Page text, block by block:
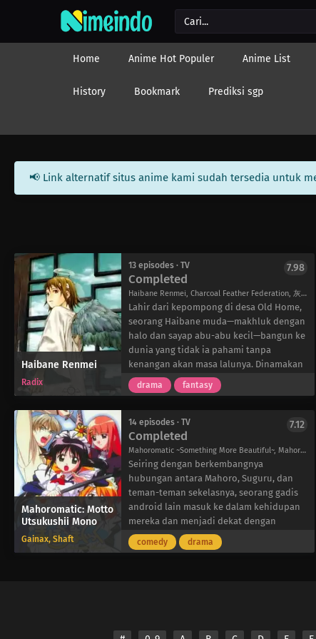
Home Anime Hot Populer Anime List
History Bookmark Prediksi sgp
📢 Link alternatif situs anime kami sudah tersedia untuk
Haibane Renmei
Radix
13 episodes · TV
Completed
Haibane Renmei, Charcoal Feather Federation, 灰羽連盟
7.98
Lahir dari kepompong di desa Old Home,
seorang Haibane muda—makhluk dengan
halo dan sayap abu-abu kecil—bangun ke
dunia yang tidak ia pahami tanpa
kenangan akan masa lalunya. Dinamakan
Rakka karena mimpi jatuh yang ia alami
saat berada di dalam kepompong, ia
kota aneh tersebut. Namun, ada aturan
ketat bagi Haibane, seperti dilarang
meninggalkan desa atau mendekati
dinding yang mengelilinginya. Aturan-
aturan ini, bersama dengan hilangnya
secara misterius sesama Haibane pada
“Hari Terbang” mereka, mulai
mengganggu Rakka dan yang lainnya
karena mereka hampir tidak tahu apa-apa
tentang jenis mereka sendiri.
drama fantasy
Mahoromatic: Motto
Utsukushii Mono
Gainax, Shaft
14 episodes · TV
Completed
Mahoromatic ~Something More Beautiful~, Mahoromatic 2, まほろまてぃっく ~もっと美しいもの~
7.12
Seiring dengan berkembangnya
hubungan antara Mahoro, Suguru, dan
teman-teman sekelasnya, seorang gadis
android lain masuk ke dalam kehidupan
mereka dan menjadi dekat dengan
Mahoro. Sementara itu, jumlah hari yang
tersisa sebelum Mahoro dimatikan terus
comedy drama